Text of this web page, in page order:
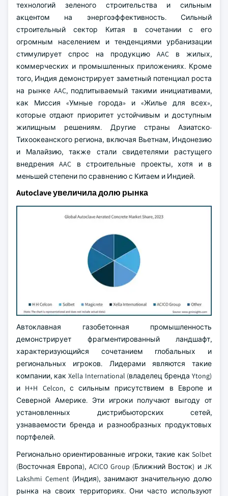
технологий зеленого строительства и сильным
акцентом на энергоэффективность. Сильный
строительный сектор Китая в сочетании с его
огромным населением и тенденциями урбанизации
стимулирует спрос на продукцию AAC в жилых,
коммерческих и промышленных приложениях. Кроме
того, Индия демонстрирует заметный потенциал роста
на рынке AAC, подпитываемый такими инициативами,
как Миссия «Умные города» и «Жилье для всех»,
которые отдают приоритет устойчивым и доступным
жилищным решениям. Другие страны Азиатско-
Тихоокеанского региона, включая Вьетнам, Индонезию
и Малайзию, также стали свидетелями растущего
внедрения AAC в строительные проекты, хотя и в
меньшей степени по сравнению с Китаем и Индией.
Autoclave увеличила долю рынка
Автоклавная газобетонная промышленность
демонстрирует фрагментированный ландшафт,
характеризующийся сочетанием глобальных и
региональных игроков. Лидерами являются такие
компании, как Xella International (владелец бренда Ytong)
и H+H Celcon, с сильным присутствием в Европе и
Северной Америке. Эти игроки получают выгоду от
установленных дистрибьюторских сетей,
узнаваемости бренда и разнообразных продуктовых
портфелей.
Регионально ориентированные игроки, такие как Solbet
(Восточная Европа), ACICO Group (Ближний Восток) и JK
Lakshmi Cement (Индия), занимают значительную долю
рынка на своих территориях. Они часто используют